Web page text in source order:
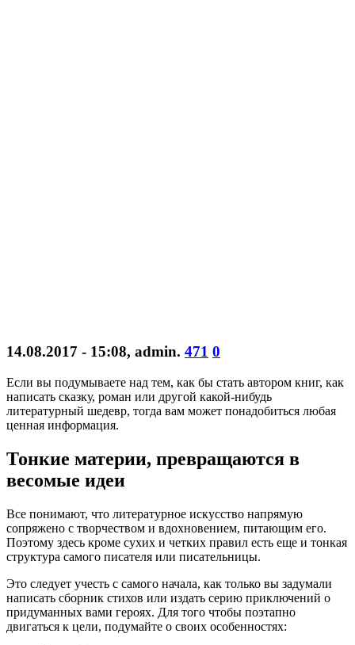
14.08.2017 - 15:08, admin. 471 0
Если вы подумываете над тем, как бы стать автором книг, как
написать сказку, роман или другой какой-нибудь
литературный шедевр, тогда вам может понадобиться любая
ценная информация.
Тонкие материи, превращаются в
весомые идеи
Все понимают, что литературное искусство напрямую
сопряжено с творчеством и вдохновением, питающим его.
Поэтому здесь кроме сухих и четких правил есть еще и тонкая
структура самого писателя или писательницы.
Это следует учесть с самого начала, как только вы задумали
написать сборник стихов или издать серию приключений о
придуманных вами героях. Для того чтобы поэтапно
двигаться к цели, подумайте о своих особенностях: